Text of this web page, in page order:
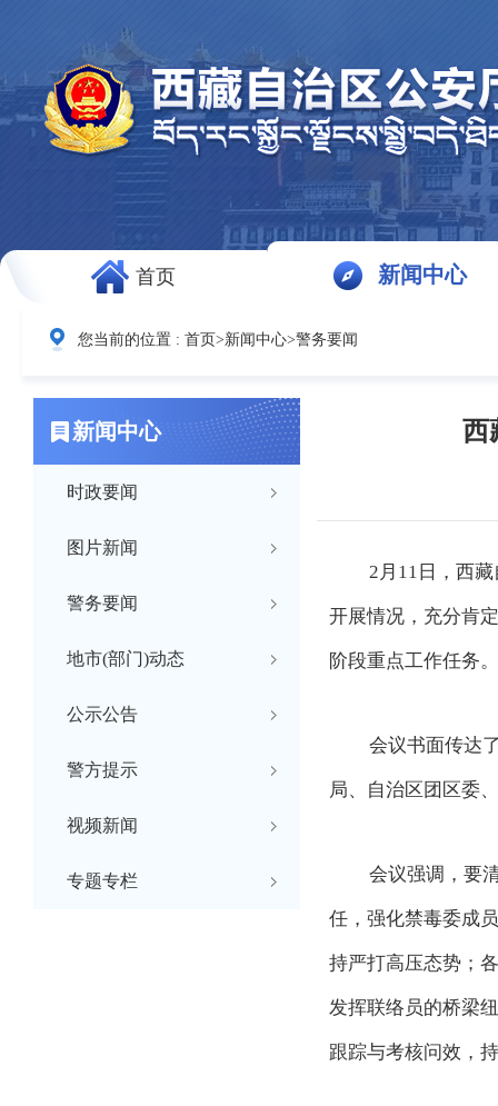
首页 新闻中心
您当前的位置 : 首页>新闻中心>警务要闻
新闻中心
时政要闻
图片新闻
警务要闻
地市(部门)动态
公示公告
警方提示
视频新闻
专题专栏
西
2月11日，西
开展情况，充分肯
阶段重点工作任务。
会议书面传达
局、自治区团区委
会议强调，要
任，强化禁毒委成
持严打高压态势；
发挥联络员的桥梁
跟踪与考核问效，